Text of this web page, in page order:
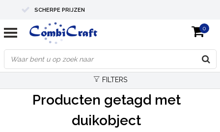
SCHERPE PRIJZEN
PROFESSIONELE KWALITEIT
EXPERTS IN MAATWERK
0
FILTERS
Producten getagd met
duikobject